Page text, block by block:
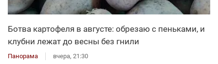
Ботва картофеля в августе: обрезаю с пеньками, и
клубни лежат до весны без гнили
Панорама вчера, 21:30